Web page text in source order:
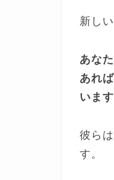
新し
あな
あれ
います
彼ら
す。